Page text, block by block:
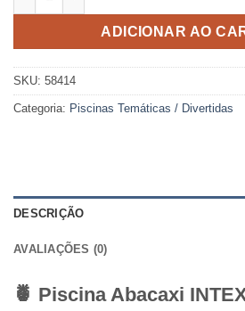
ADICIONAR AO
SKU: 58414
Categoria: Piscinas Temáticas / Divertidas
DESCRIÇÃO
AVALIAÇÕES (0)
🍍 Piscina Abacaxi